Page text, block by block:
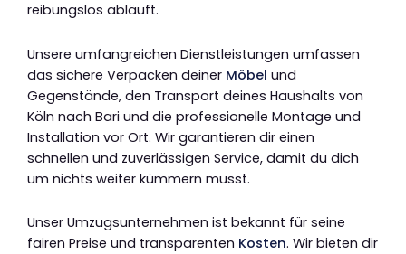
reibungslos abläuft.
Unsere umfangreichen Dienstleistungen umfassen
das sichere Verpacken deiner Möbel und
Gegenstände, den Transport deines Haushalts von
Köln nach Bari und die professionelle Montage und
Installation vor Ort. Wir garantieren dir einen
schnellen und zuverlässigen Service, damit du dich
um nichts weiter kümmern musst.
Unser Umzugsunternehmen ist bekannt für seine
fairen Preise und transparenten Kosten. Wir bieten dir